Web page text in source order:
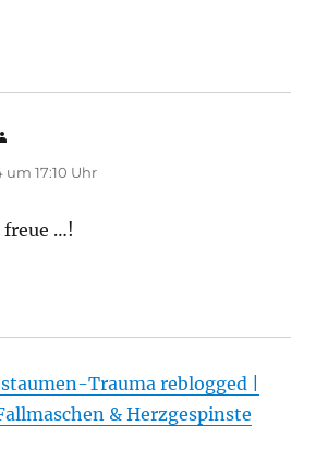
um 17:10 Uhr
freue …!
Trauma reblogged |
& Herzgespinste